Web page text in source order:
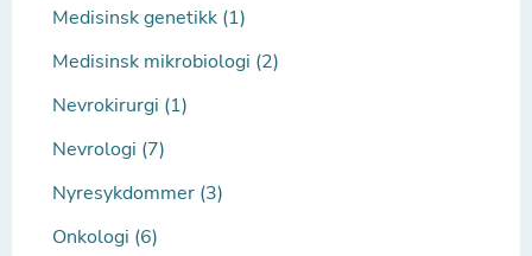
Medisinsk genetikk (1)
Medisinsk mikrobiologi (2)
Nevrokirurgi (1)
Nevrologi (7)
Nyresykdommer (3)
Onkologi (6)